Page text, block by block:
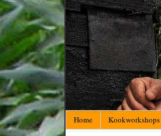
Home Kookworkshops